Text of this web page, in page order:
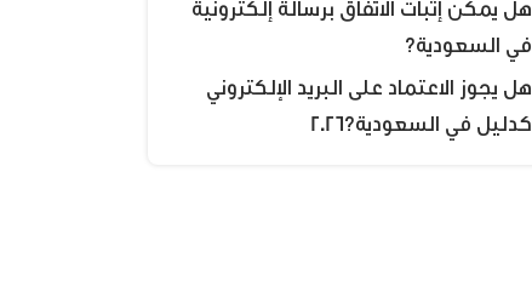
هل يمكن إثبات الاتفاق برسالة إلكترونية
في السعودية؟
هل يجوز الاعتماد على البريد الإلكتروني
كدليل في السعودية؟2026